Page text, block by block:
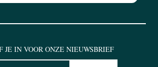
JE IN VOOR ONZE NIEUWSBRIEF